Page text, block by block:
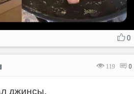
0
119 0
джинсы.